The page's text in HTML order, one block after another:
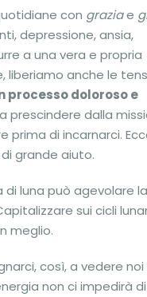
con graziae
depressione, ansia,
a una vera e propria
liberiamo anche le
processo doloroso e
prescindere dalla
di incarnarci.
grande aiuto.
di luna può agevolare la
sui cicli
meglio.
così, a vedere noi
non ci impedirà di